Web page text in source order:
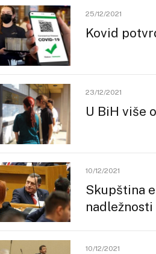
25/12/2021
Kovid
23/12/2021
U BiH više
10/12/2021
Skupština
nadležnosti
10/12/2021